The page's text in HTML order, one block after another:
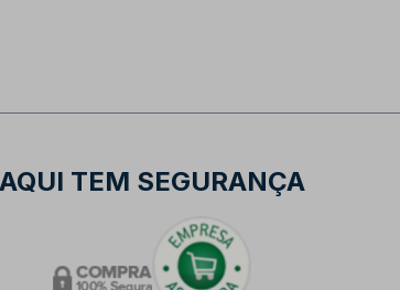
AQUI TEM SEGURANÇA